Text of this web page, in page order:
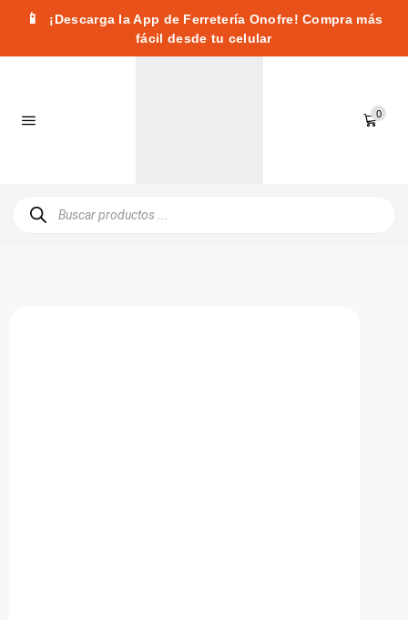
📱
¡Descarga la App de Ferretería Onofre! Compra más
fácil desde tu celular
0